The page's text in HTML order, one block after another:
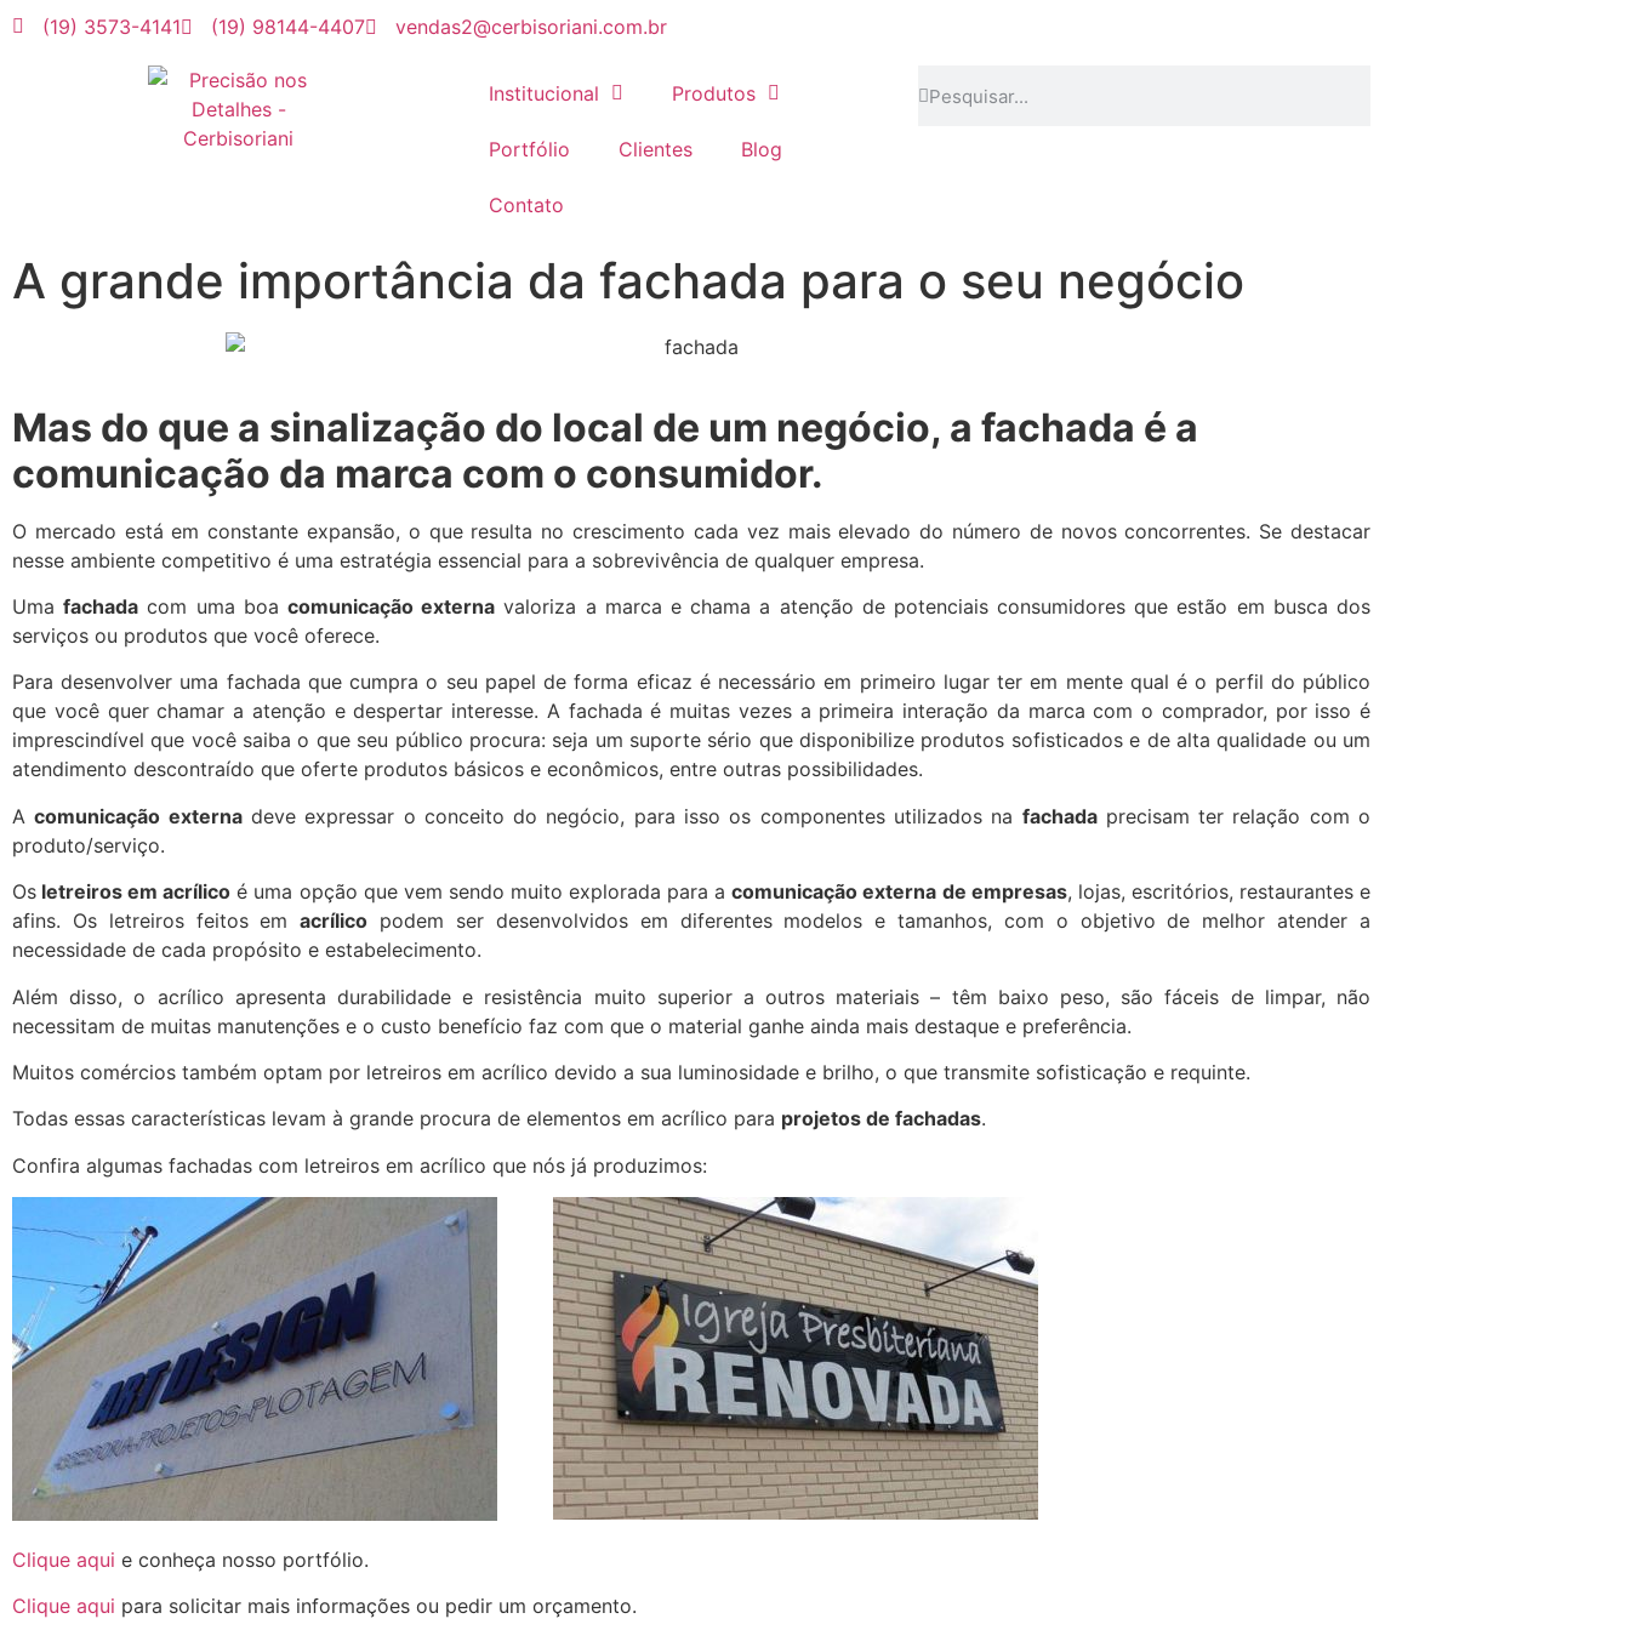
(19) 3573-4141 (19) 98144-4407 vendas2@cerbisoriani.com.br
Institucional Produtos
Portfólio Clientes Blog
Contato
A grande importância da fachada para o seu negócio
Mas do que a sinalização do local de um negócio, a fachada é a
comunicação da marca com o consumidor.
O mercado está em constante expansão, o que resulta no crescimento cada vez mais elevado do número de novos concorrentes. Se destacar
nesse ambiente competitivo é uma estratégia essencial para a sobrevivência de qualquer empresa.
Umafachada com uma boa comunicação externa valoriza a marca e chama a atenção de potenciais consumidores que estão em busca dos
serviços ou produtos que você oferece.
Para desenvolver uma fachada que cumpra o seu papel de forma eficaz é necessário em primeiro lugar ter em mente qual é o perfil do público
que você quer chamar a atenção e despertar interesse. A fachada é muitas vezes a primeira interação da marca com o comprador, por isso é
imprescindível que você saiba o que seu público procura: seja um suporte sério que disponibilize produtos sofisticados e de alta qualidade ou um
atendimento descontraído que oferte produtos básicos e econômicos, entre outras possibilidades.
Acomunicação externadeve expressar o conceito do negócio, para isso os componentes utilizados na fachadaprecisam ter relação com o
produto/serviço.
Os letreiros em acrílico é uma opção que vem sendo muito explorada para acomunicação externa de empresas, lojas, escritórios, restaurantes e
afins. Os letreiros feitos emacrílico podem ser desenvolvidos em diferentes modelos e tamanhos, com o objetivo de melhor atender a
necessidade de cada propósito e estabelecimento.
Além disso, o acrílico apresenta durabilidade e resistência muito superior a outros materiais – têm baixo peso, são fáceis de limpar, não
necessitam de muitas manutenções e o custo benefício faz com que o material ganhe ainda mais destaque e preferência.
Muitos comércios também optam por letreiros em acrílico devido a sua luminosidade e brilho, o que transmite sofisticação e requinte.
Todas essas características levam à grande procura de elementos em acrílico para projetos de fachadas.
Confira algumas fachadas com letreiros em acrílico que nós já produzimos:
Clique aqui e conheça nosso portfólio.
Clique aqui para solicitar mais informações ou pedir um orçamento.